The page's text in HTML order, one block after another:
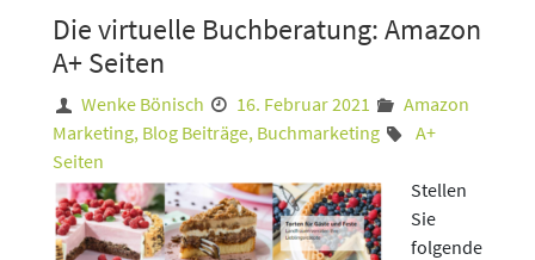
Die virtuelle Buchberatung: Amazon
A+ Seiten
Wenke Bönisch 16. Februar 2021
Amazon
Marketing, Blog Beiträge, Buchmarketing
A+
Seiten
Stellen
Sie
folgende